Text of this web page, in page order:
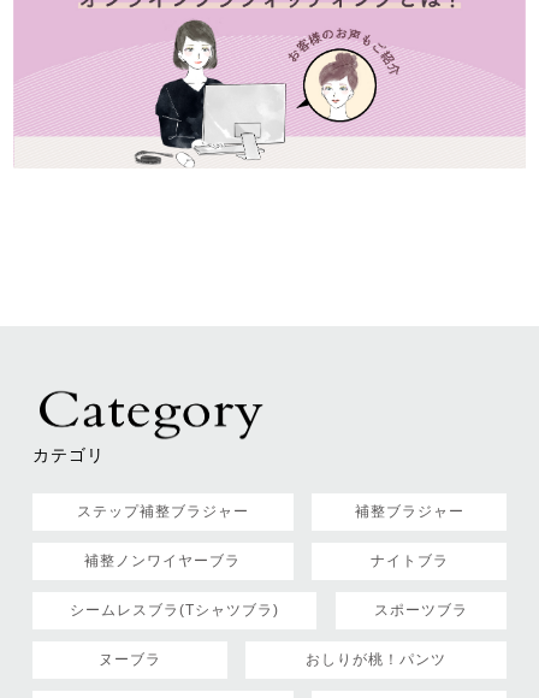
カテゴリ
ステップ補整ブラジャー 補整ブラジャー
補整ノンワイヤーブラ ナイトブラ
シームレスブラ(Tシャツブラ) スポーツブラ
ヌーブラ おしりが桃！パンツ